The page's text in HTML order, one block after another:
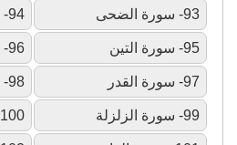
93- سورة الضحى 94- سورة الشرح
95- سورة التين 96- سورة العلق
97- سورة القدر 98- سورة البينة
99- سورة الزلزلة 100- سورة العاديات